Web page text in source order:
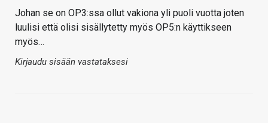
Johan se on OP3:ssa ollut vakiona yli puoli vuotta joten
luulisi että olisi sisällytetty myös OP5:n käyttikseen
myös…
Kirjaudu sisään vastataksesi